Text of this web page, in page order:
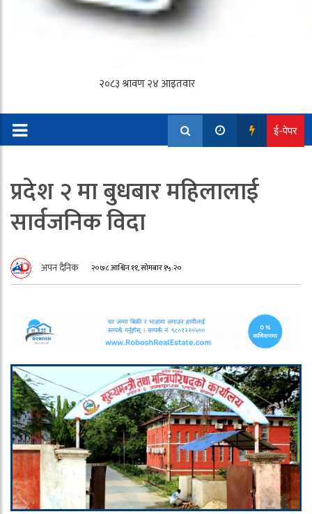
ई-पेपर
प्रदेश २ मा बुधबार महिलालाई
सार्वजनिक विदा
अपन दैनिक २०७८ आश्विन ११, सोमबार १५:२०